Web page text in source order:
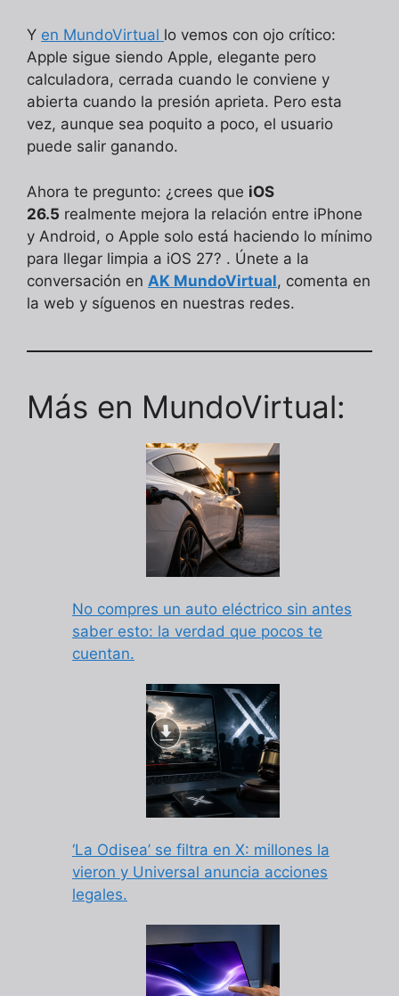
Y en MundoVirtual lo vemos con ojo crítico:
Apple sigue siendo Apple, elegante pero
calculadora, cerrada cuando le conviene y
abierta cuando la presión aprieta. Pero esta
vez, aunque sea poquito a poco, el usuario
puede salir ganando.
Ahora te pregunto: ¿crees que iOS
26.5 realmente mejora la relación entre iPhone
y Android, o Apple solo está haciendo lo mínimo
para llegar limpia a iOS 27? . Únete a la
conversación en AK MundoVirtual, comenta en
la web y síguenos en nuestras redes.
Más en MundoVirtual:
No compres un auto eléctrico sin antes
saber esto: la verdad que pocos te
cuentan.
‘La Odisea’ se filtra en X: millones la
vieron y Universal anuncia acciones
legales.